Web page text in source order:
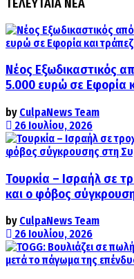
ΤΕΛΕΥΤΑΙΑ ΝΕΑ
Νέος Εξωδικαστικός
5.000 ευρώ σε Εφορία
by CulpaNews Team
26 Ιουλίου, 2026
Τουρκία – Ισραήλ σε
και ο φόβος
by CulpaNews Team
26 Ιουλίου, 2026